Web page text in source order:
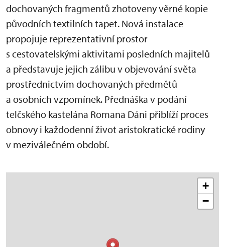
dochovaných fragmentů zhotoveny věrné kopie
původních textilních tapet. Nová instalace
propojuje reprezentativní prostor
s cestovatelskými aktivitami posledních majitelů
a představuje jejich zálibu v objevování světa
prostřednictvím dochovaných předmětů
a osobních vzpomínek. Přednáška v podání
telčského kastelána Romana Dáni přiblíží proces
obnovy i každodenní život aristokratické rodiny
v meziválečném období.
+
−